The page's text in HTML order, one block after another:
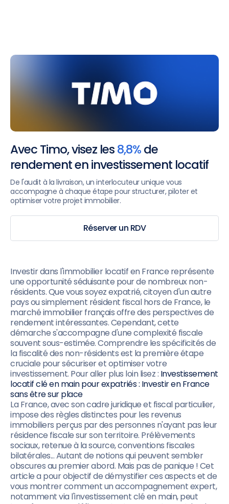
Investir dans l'immobilier locatif en France représente
une opportunité séduisante pour de nombreux non-
résidents. Que vous soyez expatrié, citoyen d'un autre
pays ou simplement résident fiscal hors de France, le
marché immobilier français offre des perspectives de
rendement intéressantes. Cependant, cette
démarche s'accompagne d'une complexité fiscale
souvent sous-estimée. Comprendre les spécificités de
la fiscalité des non-résidents est la première étape
cruciale pour sécuriser et optimiser votre
investissement. Pour aller plus loin lisez : Investissement
locatif clé en main pour expatriés : Investir en France
sans être sur place
La France, avec son cadre juridique et fiscal particulier,
impose des règles distinctes pour les revenus
immobiliers perçus par des personnes n'ayant pas leur
résidence fiscale sur son territoire. Prélèvements
sociaux, retenue à la source, conventions fiscales
bilatérales... Autant de notions qui peuvent sembler
obscures au premier abord. Mais pas de panique ! Cet
article a pour objectif de démystifier ces aspects et de
vous montrer comment un accompagnement expert,
notamment via l'investissement clé en main, peut
Avec Timo, visez les8,8%de
rendement en investissement locatif
De l'audit à la livraison, un interlocuteur unique vous
accompagne à chaque étape pour structurer, piloter et
optimiser votre projet immobilier.
Réserver un RDV